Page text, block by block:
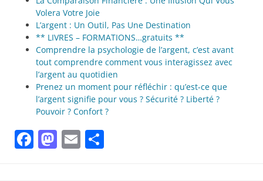
Volera Votre Joie
L’argent : Un Outil, Pas Une Destination
** LIVRES – FORMATIONS…gratuits **
Comprendre la psychologie de l’argent, c’est avant
tout comprendre comment vous interagissez avec
l’argent au quotidien
Prenez un moment pour réfléchir : qu’est-ce que
l’argent signifie pour vous ? Sécurité ? Liberté ?
Pouvoir ? Confort ?
Facebook
Mastodon
Email